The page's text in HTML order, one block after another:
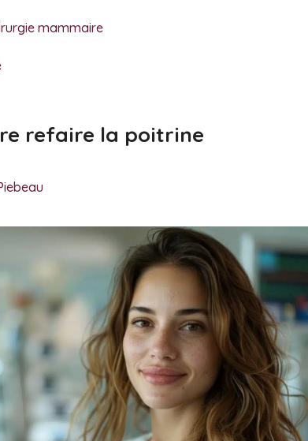
mammaire
refaire la poitrine